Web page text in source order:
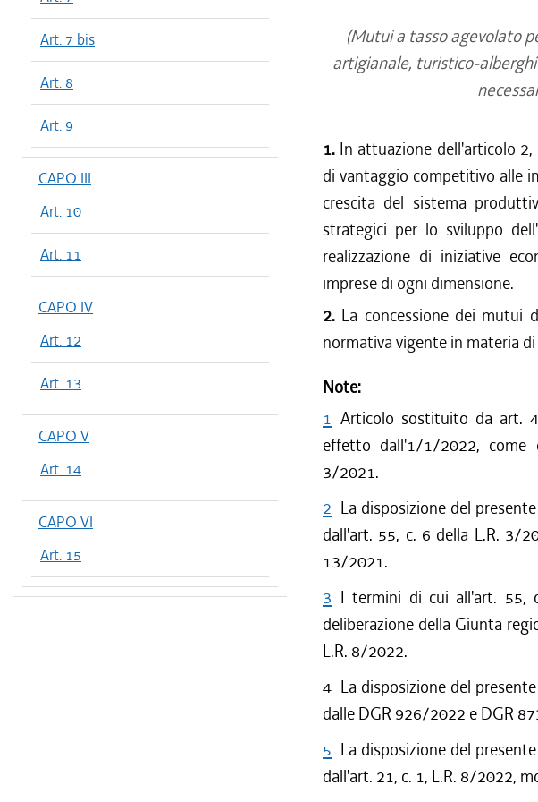
Art. 7 bis
Art. 8
Art. 9
CAPO III
Art. 10
Art. 11
CAPO IV
Art. 12
Art. 13
CAPO V
Art. 14
CAPO VI
Art. 15
dal 28/07/2012 al 28/12/2012
dal 01/03/2012 al 27/07/2012
(Mutui a tasso agevolato
artigianale, turistico-
1. In attuazione dell'articolo
di vantaggio competitivo alle
crescita del sistema
strategici per lo sviluppo
realizzazione di iniziative
imprese di ogni dimensione.
2. La concessione dei
normativa vigente in materia di
Note:
1 Articolo sostituito da art.
effetto dall'1/1/2022, come
3/2021.
2 La disposizione del
dall'art. 55, c. 6 della L.R. 3/
13/2021.
3 I termini di cui all'art. 55,
deliberazione della Giunta
L.R. 8/2022.
4 La disposizione del
dalle DGR 926/2022 e DGR
5 La disposizione del
dall'art. 21, c. 1, L.R. 8/2022,